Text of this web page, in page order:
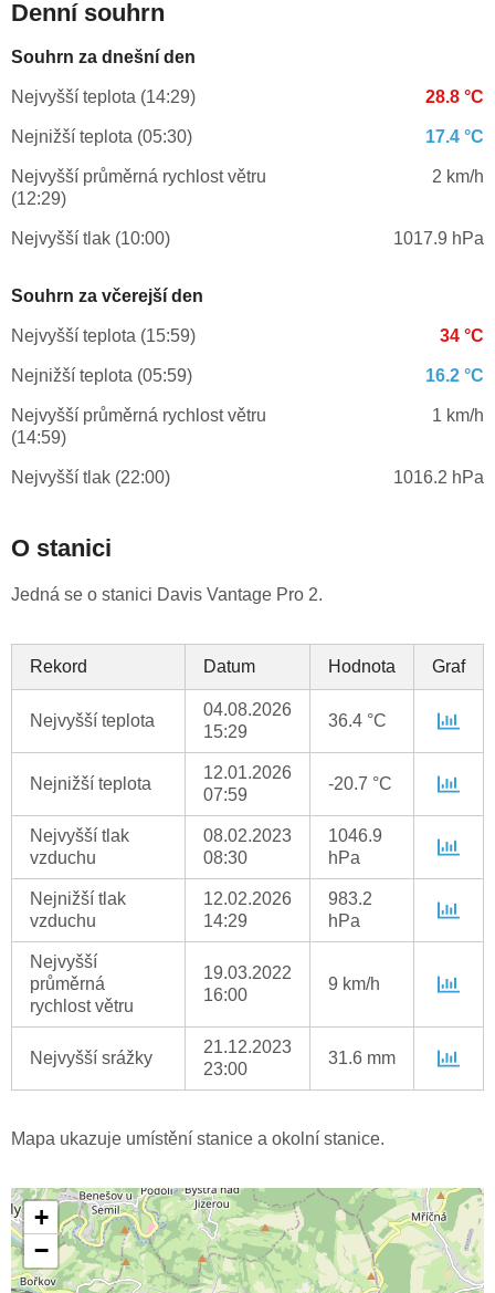
Denní souhrn
Souhrn za dnešní den
Nejvyšší teplota (14:29) 28.8 °C
Nejnižší teplota (05:30) 17.4 °C
Nejvyšší průměrná rychlost větru
(12:29)
2 km/h
Nejvyšší tlak (10:00) 1017.9 hPa
Souhrn za včerejší den
Nejvyšší teplota (15:59) 34 °C
Nejnižší teplota (05:59) 16.2 °C
Nejvyšší průměrná rychlost větru
(14:59)
1 km/h
Nejvyšší tlak (22:00) 1016.2 hPa
O stanici
Jedná se o stanici Davis Vantage Pro 2.
Rekord Datum Hodnota Graf
Nejvyšší teplota
04.08.2026
15:29
36.4 °C
Nejnižší teplota
12.01.2026
07:59
-20.7 °C
Nejvyšší tlak
vzduchu
08.02.2023
08:30
1046.9
hPa
Nejnižší tlak
vzduchu
12.02.2026
14:29
983.2
hPa
Nejvyšší
průměrná
rychlost větru
19.03.2022
16:00
9 km/h
Nejvyšší srážky
21.12.2023
23:00
31.6 mm
Mapa ukazuje umístění stanice a okolní stanice.
+
−